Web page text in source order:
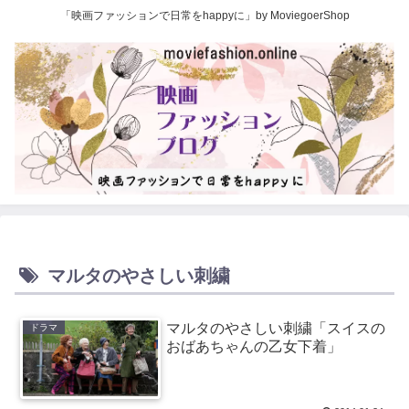
「映画ファッションで日常をhappyに」by MoviegoerShop
マルタのやさしい刺繍
ドラマ
マルタのやさしい刺繍「スイスの
おばあちゃんの乙女下着」